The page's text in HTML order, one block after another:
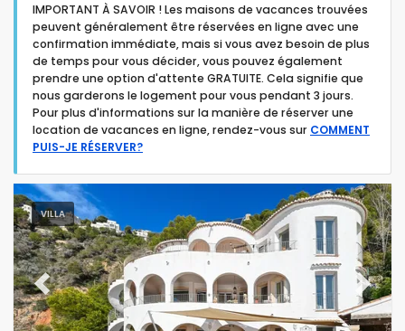
Type d'hébergement
Personnes
Chambres
Salles de bain
IMPORTANT À SAVOIR ! Les maisons de vacances trouvées
peuvent généralement être réservées en ligne avec une
confirmation immédiate, mais si vous avez besoin de plus
de temps pour vous décider, vous pouvez également
prendre une option d'attente GRATUITE. Cela signifie que
nous garderons le logement pour vous pendant 3 jours.
Pour plus d'informations sur la manière de réserver une
location de vacances en ligne, rendez-vous sur COMMENT
PUIS-JE RÉSERVER?
VILLA
Previous Next